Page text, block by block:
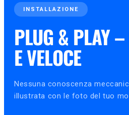
INSTALLAZIONE
PLUG & PLAY
E VELOCE
Nessuna conoscenza
illustrata con le foto del tuo